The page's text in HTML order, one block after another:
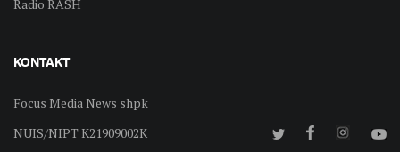
Radio RASH
KONTAKT
Focus Media News shpk
NUIS/NIPT K21909002K